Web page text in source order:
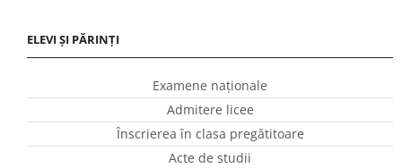
ELEVI ȘI PĂRINȚI
Examene naționale
Admitere licee
Înscrierea în clasa pregătitoare
Acte de studii